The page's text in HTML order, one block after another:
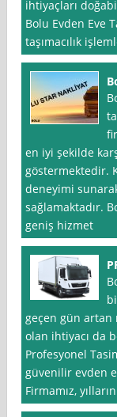
ihtiyaçları
Bolu Evden Eve
taşımacılık
en iyi şekilde
göstermektedir.
deneyimi
sağlamaktadır.
geniş hizmet
geçen gün
olan ihtiyacı da
Profesyonel
güvenilir evden
Firmamız,